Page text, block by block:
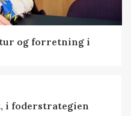
og forretning i
i foderstrategien